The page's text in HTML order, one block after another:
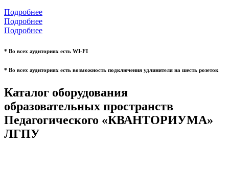
Подробнее
Подробнее
Подробнее
* Во всех аудиториях есть WI-FI
* Во всех аудиториях есть возможность подключения удлинителя на шесть розеток
Каталог оборудования
образовательных пространств
Педагогического «КВАНТОРИУМА»
ЛГПУ